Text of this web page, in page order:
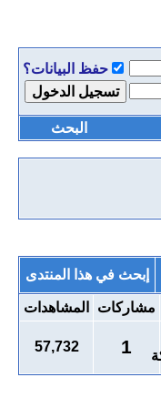
حفظ البيانات؟
البحث
إبحث في هذا المنتدى
مشاركات المشاهدات
1
57,732